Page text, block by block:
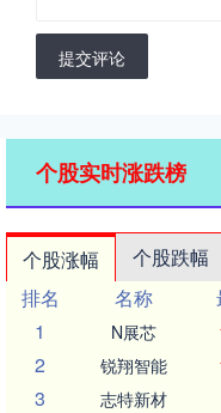
提交评论
个股实时涨跌榜
个股涨幅 个股跌幅
排名
名称
1
N展芯
2 锐翔智能
3 志特新材